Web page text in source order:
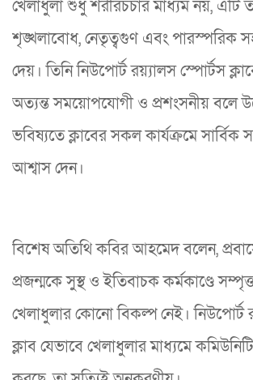
খেলাধুলা শুধু শরীরচর্চার মাধ্যম নয়,
শৃঙ্খলাবোধ, নেতৃত্বগুণ এবং পারস্পরিক
দেয়। তিনি নিউপোর্ট রয়্যালস স্পোর্টস
অত্যন্ত সময়োপযোগী ও প্রশংসনীয় বলে
ভবিষ্যতে ক্লাবের সকল কার্যক্রমে সার্বিক
আশ্বাস দেন।
বিশেষ অতিথি কবির আহমেদ বলেন,
প্রজন্মকে সুস্থ ও ইতিবাচক কর্মকাণ্ডে
খেলাধুলার কোনো বিকল্প নেই। নিউপোর্ট
ক্লাব যেভাবে খেলাধুলার মাধ্যমে